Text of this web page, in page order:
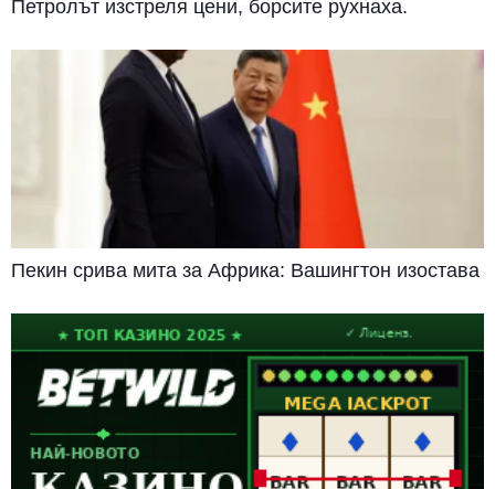
Петролът изстреля цени, борсите рухнаха.
Пекин срива мита за Африка: Вашингтон изостава